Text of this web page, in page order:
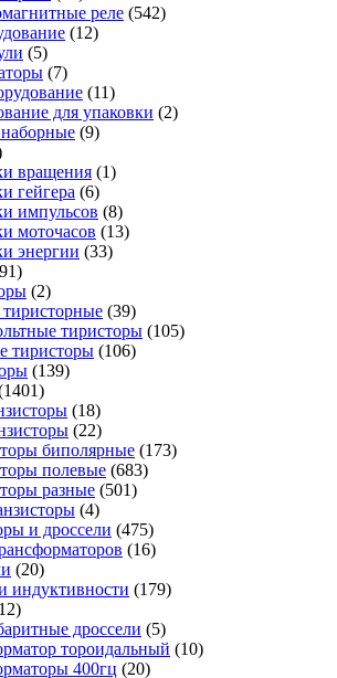
реле (542)
(12)
(5)
(7)
(11)
для упаковки (2)
(9)
вращения (1)
гейгера (6)
импульсов (8)
моточасов (13)
энергии (33)
(2)
(39)
тиристоры (105)
тиристоры (106)
(139)
(18)
(22)
биполярные (173)
полевые (683)
разные (501)
(4)
и дроссели (475)
(16)
(20)
индуктивности (179)
дроссели (5)
тороидальный (10)
400гц (20)